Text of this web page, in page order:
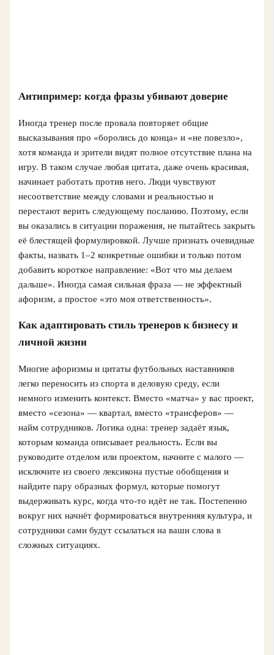
Антипример: когда фразы убивают доверие
Иногда тренер после провала повторяет общие
высказывания про «боролись до конца» и «не повезло»,
хотя команда и зрители видят полное отсутствие плана на
игру. В таком случае любая цитата, даже очень красивая,
начинает работать против него. Люди чувствуют
несоответствие между словами и реальностью и
перестают верить следующему посланию. Поэтому, если
вы оказались в ситуации поражения, не пытайтесь закрыть
её блестящей формулировкой. Лучше признать очевидные
факты, назвать 1–2 конкретные ошибки и только потом
добавить короткое направление: «Вот что мы делаем
дальше». Иногда самая сильная фраза — не эффектный
афоризм, а простое «это моя ответственность».
Как адаптировать стиль тренеров к бизнесу и
личной жизни
Многие афоризмы и цитаты футбольных наставников
легко переносить из спорта в деловую среду, если
немного изменить контекст. Вместо «матча» у вас проект,
вместо «сезона» — квартал, вместо «трансферов» —
найм сотрудников. Логика одна: тренер задаёт язык,
которым команда описывает реальность. Если вы
руководите отделом или проектом, начните с малого —
исключите из своего лексикона пустые обобщения и
найдите пару образных формул, которые помогут
выдерживать курс, когда что-то идёт не так. Постепенно
вокруг них начнёт формироваться внутренняя культура, и
сотрудники сами будут ссылаться на ваши слова в
сложных ситуациях.